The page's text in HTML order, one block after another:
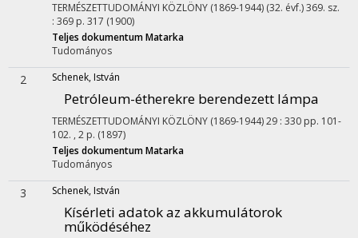
TERMÉSZETTUDOMÁNYI KÖZLÖNY (1869-1944) (32. évf.) 369. sz.
: 369 p. 317 (1900)
Teljes dokumentumMatarka
Tudományos
2 Schenek, István
Petróleum-étherekre berendezett lámpa
TERMÉSZETTUDOMÁNYI KÖZLÖNY (1869-1944)29 : 330 pp. 101-
102. , 2 p. (1897)
Teljes dokumentumMatarka
Tudományos
3 Schenek, István
Kísérleti adatok az akkumulátorok
működéséhez